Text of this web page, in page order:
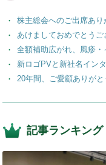
株主総会へのご出席あ
あけましておめでとうご
全額補助広がれ、風疹
新ロゴPVと新社名イン
20年間、ご愛顧ありがと
記事ランキング